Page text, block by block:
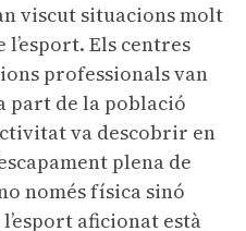
viscut situacions molt
Els centres
professionals van
part de la població
va descobrir en
plena de
només física sinó
aficionat està